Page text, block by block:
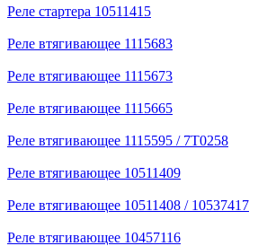
Реле стартера 10511415
Реле втягивающее 1115683
Реле втягивающее 1115673
Реле втягивающее 1115665
Реле втягивающее 1115595 / 7T0258
Реле втягивающее 10511409
Реле втягивающее 10511408 / 10537417
Реле втягивающее 10457116